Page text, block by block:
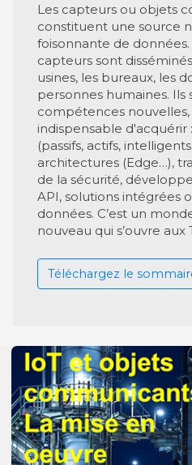
Les capteurs ou objets
constituent une source
foisonnante de
capteurs sont
usines, les bureaux, les
personnes humaines. Ils
compétences nouvelles,
indispensable d'acquérir
(passifs, actifs,
architectures (Edge…),
de la sécurité,
API, solutions intégrées
données. C’est un
nouveau qui s’ouvre aux
Téléchargez le